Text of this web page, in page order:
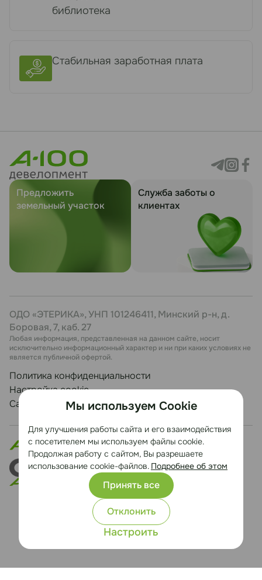
библиотека
Стабильная заработная плата
Предложить
земельный участок
Служба заботы о
клиентах
ОДО «ЭТЕРИКА», УНП 101246411, Минский р-н, д.
Боровая, 7, каб. 27
Любая информация, представленная на данном сайте, носит
исключительно информационный характер и ни при каких условиях не
является публичной офертой.
Политика конфиденциальности
Настройка cookie
Сайт разработан Медиа Лайн
Мы используем Cookie
Для улучшения работы сайта и его взаимодействия
с посетителем мы используем файлы cookie.
Продолжая работу с сайтом, Вы разрешаете
использование cookie-файлов. Подробнее об этом
Принять все
Отклонить
Настроить